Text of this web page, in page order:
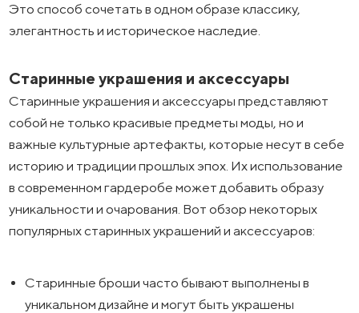
Это способ сочетать в одном образе классику,
элегантность и историческое наследие.
Старинные украшения и аксессуары
Старинные украшения и аксессуары представляют
собой не только красивые предметы моды, но и
важные культурные артефакты, которые несут в себе
историю и традиции прошлых эпох. Их использование
в современном гардеробе может добавить образу
уникальности и очарования. Вот обзор некоторых
популярных старинных украшений и аксессуаров:
Старинные броши часто бывают выполнены в
уникальном дизайне и могут быть украшены